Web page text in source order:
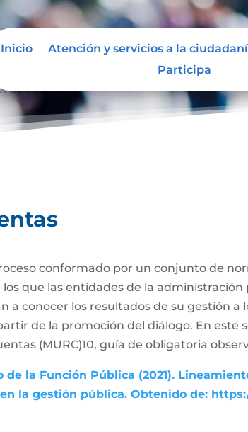
Inicio Atención y servicios a la
Participa
de cuentas
conformado por un conjunto de
que las entidades de la
a conocer los resultados de su gestión
de la promoción del diálogo. En
(MURC)10, guía de obligatoria
la Función Pública (2021).
la gestión pública. Obtenido de: